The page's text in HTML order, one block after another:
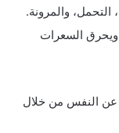
والمرونة.
ويحرق السعرات
عن النفس من خلال